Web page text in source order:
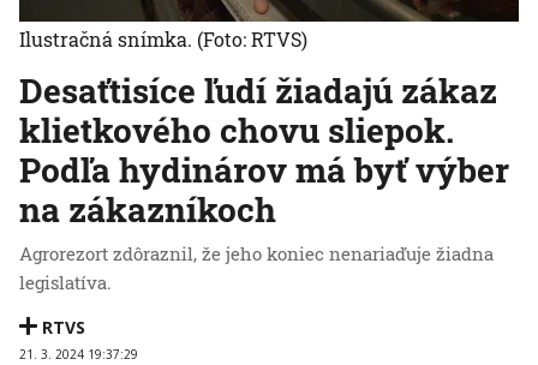
Desaťtisíce ľudí žiadajú zákaz
klietkového chovu sliepok.
Podľa hydinárov má byť výber
na zákazníkoch
Agrorezort zdôraznil, že jeho koniec nenariaďuje žiadna
legislatíva.
RTVS
21. 3. 2024 19:37:29
Ilustračná snímka. (Foto: RTVS)